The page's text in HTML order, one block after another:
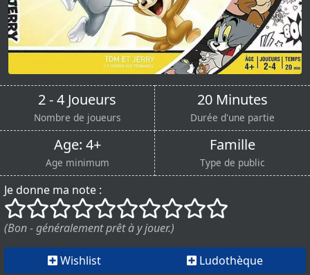
2 - 4 Joueurs
Nombre de joueurs
20 Minutes
Durée d'une partie
Age: 4+
Age minimum
Famille
Type de public
Je donne ma note :
()
() () () () () () () ()
()
(Bon - généralement prêt à y jouer.)
Wishlist Ludothèque